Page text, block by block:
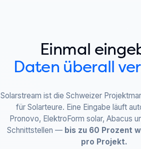
Einmal
Daten überall
Solarstream ist die Schweizer
für Solarteure. Eine Eingabe läuft
Pronovo, ElektroForm solar, Abacus
Schnittstellen — bis zu 60 Prozent
pro Projekt.